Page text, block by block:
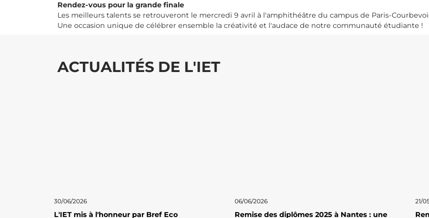
Rendez-vous pour la grande finale
Les meilleurs talents se retrouveront le mercredi 9 avril à l'amphithéâtre du campus de Paris-
Une occasion unique de célébrer ensemble la créativité et l'audace de notre communauté étudiante !
ACTUALITÉS DE L'IET
30/06/2026
L'IET mis à l'honneur par Bref Eco
06/06/2026
Remise des diplômes 2025 à Nantes : une
21/